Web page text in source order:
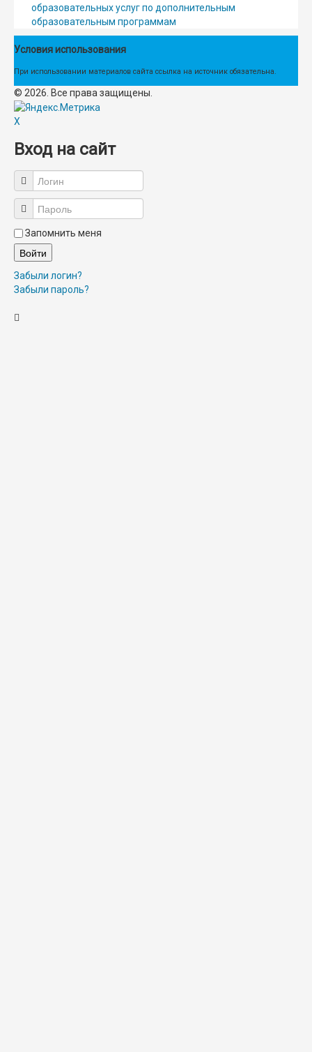
образовательных услуг по дополнительным
образовательным программам
Условия использования
При использовании материалов сайта ссылка на источник обязательна.
© 2026. Все права защищены.
X
Вход на сайт
Запомнить меня
Войти
Забыли логин?
Забыли пароль?